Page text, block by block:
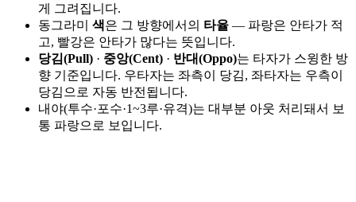
게 그려집니다.
동그라미 색은 그 방향에서의 타율 — 파랑은 안타가 적
고, 빨강은 안타가 많다는 뜻입니다.
당김(Pull) · 중앙(Cent) · 반대(Oppo)는 타자가 스윙한 방
향 기준입니다. 우타자는 좌측이 당김, 좌타자는 우측이
당김으로 자동 반전됩니다.
내야(투수·포수·1~3루·유격)는 대부분 아웃 처리돼서 보
통 파랑으로 보입니다.